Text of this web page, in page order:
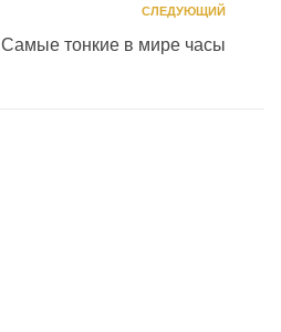
СЛЕДУЮЩИЙ
Самые тонкие в мире часы